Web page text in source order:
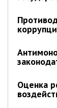
Оценка